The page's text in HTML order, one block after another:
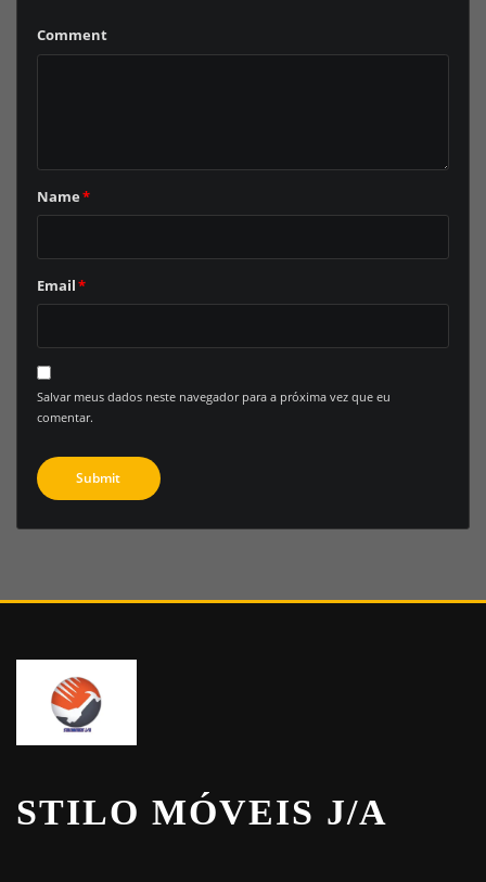
Comment
Name*
Email*
Salvar meus dados neste navegador para a próxima vez que eu
comentar.
STILO MÓVEIS J/A